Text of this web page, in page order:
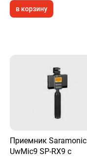
в корзину
Приемник Saramonic
UwMic9 SP-RX9 с